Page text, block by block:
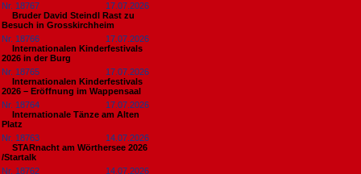
Nr. 18767
17.07.2026
Bruder David Steindl Rast zu
Besuch in Grosskirchheim
Nr. 18766
17.07.2026
Internationalen Kinderfestivals
2026 in der Burg
Nr. 18765
17.07.2026
Internationalen Kinderfestivals
2026 – Eröffnung im Wappensaal
Nr. 18764
17.07.2026
Internationale Tänze am Alten
Platz
Nr. 18763
14.07.2026
STARnacht am Wörthersee 2026
/Startalk
Nr. 18762
14.07.2026